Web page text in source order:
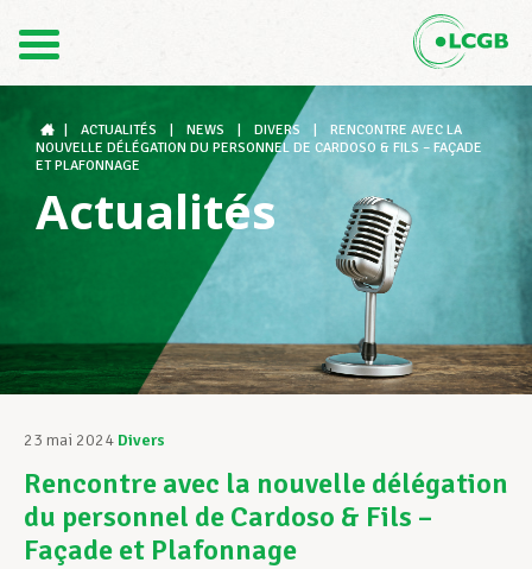
DE
Le LCGB
Structures syndicales
Assistance au Travail
Vos droits
ACTUALITÉS NEWS DIVERS
RENCONTRE AVEC LA
NOUVELLE DÉLÉGATION DU PERSONNEL DE CARDOSO & FILS – FAÇADE
ET PLAFONNAGE
Actualités
23 mai 2024 Divers
Rencontre avec la nouvelle délégation
du personnel de Cardoso & Fils –
Façade et Plafonnage